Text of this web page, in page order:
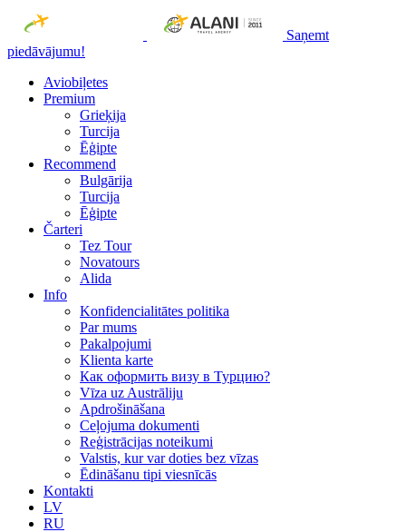
Saņemt
piedāvājumu!
Aviobiļetes
Premium
Grieķija
Turcija
Ēģipte
Recommend
Bulgārija
Turcija
Ēģipte
Čarteri
Tez Tour
Novatours
Alida
Info
Konfidencialitātes politika
Par mums
Рakalpojumi
Klienta karte
Как оформить визу в Турцию?
Vīza uz Austrāliju
Apdrošināšana
Ceļojuma dokumenti
Reģistrācijas noteikumi
Valstis, kur var doties bez vīzas
Ēdināšanu tipi viesnīcās
Kontakti
LV
RU